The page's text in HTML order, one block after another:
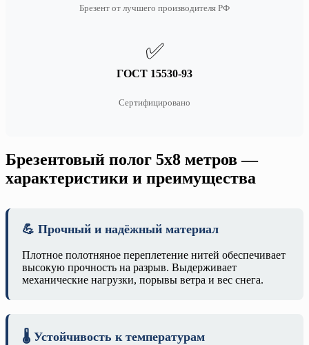
Брезент от лучшего производителя РФ
✅
ГОСТ 15530-93
Сертифицировано
Брезентовый полог 5х8 метров —
характеристики и преимущества
💪 Прочный и надёжный материал
Плотное полотняное переплетение нитей обеспечивает
высокую прочность на разрыв. Выдерживает
механические нагрузки, порывы ветра и вес снега.
🌡️ Устойчивость к температурам